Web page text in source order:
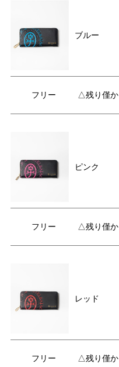
ブルー
フリー △残り僅か
ピンク
フリー △残り僅か
レッド
フリー △残り僅か